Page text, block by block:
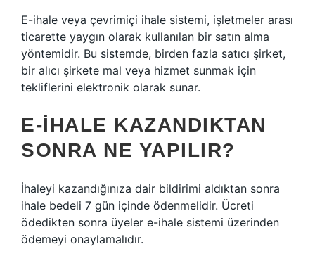
E-ihale veya çevrimiçi ihale sistemi, işletmeler arası
ticarette yaygın olarak kullanılan bir satın alma
yöntemidir. Bu sistemde, birden fazla satıcı şirket,
bir alıcı şirkete mal veya hizmet sunmak için
tekliflerini elektronik olarak sunar.
E-IHALE KAZANDIKTAN
SONRA NE YAPILIR?
İhaleyi kazandığınıza dair bildirimi aldıktan sonra
ihale bedeli 7 gün içinde ödenmelidir. Ücreti
ödedikten sonra üyeler e-ihale sistemi üzerinden
ödemeyi onaylamalıdır.